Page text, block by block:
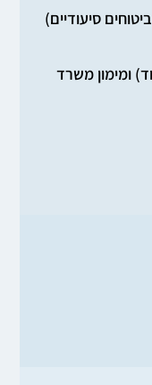
סיעודיים)
ומימון משרד